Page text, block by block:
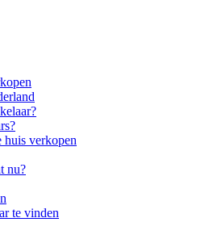
huis verkopen
nu?
te vinden